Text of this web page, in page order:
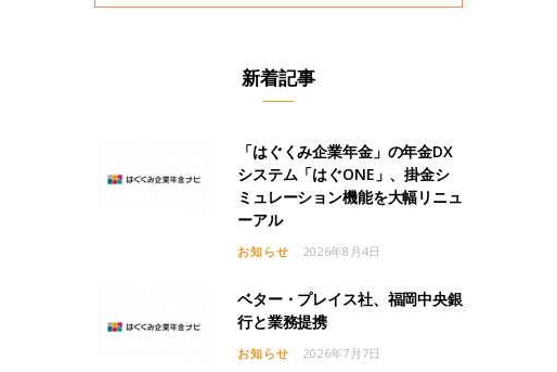
新着記事
「はぐくみ企業年金」の年金DX
システム「はぐONE」、掛金シ
ミュレーション機能を大幅リニュ
ーアル
お知らせ 2026年8月4日
ベター・プレイス社、福岡中央銀
行と業務提携
お知らせ 2026年7月7日